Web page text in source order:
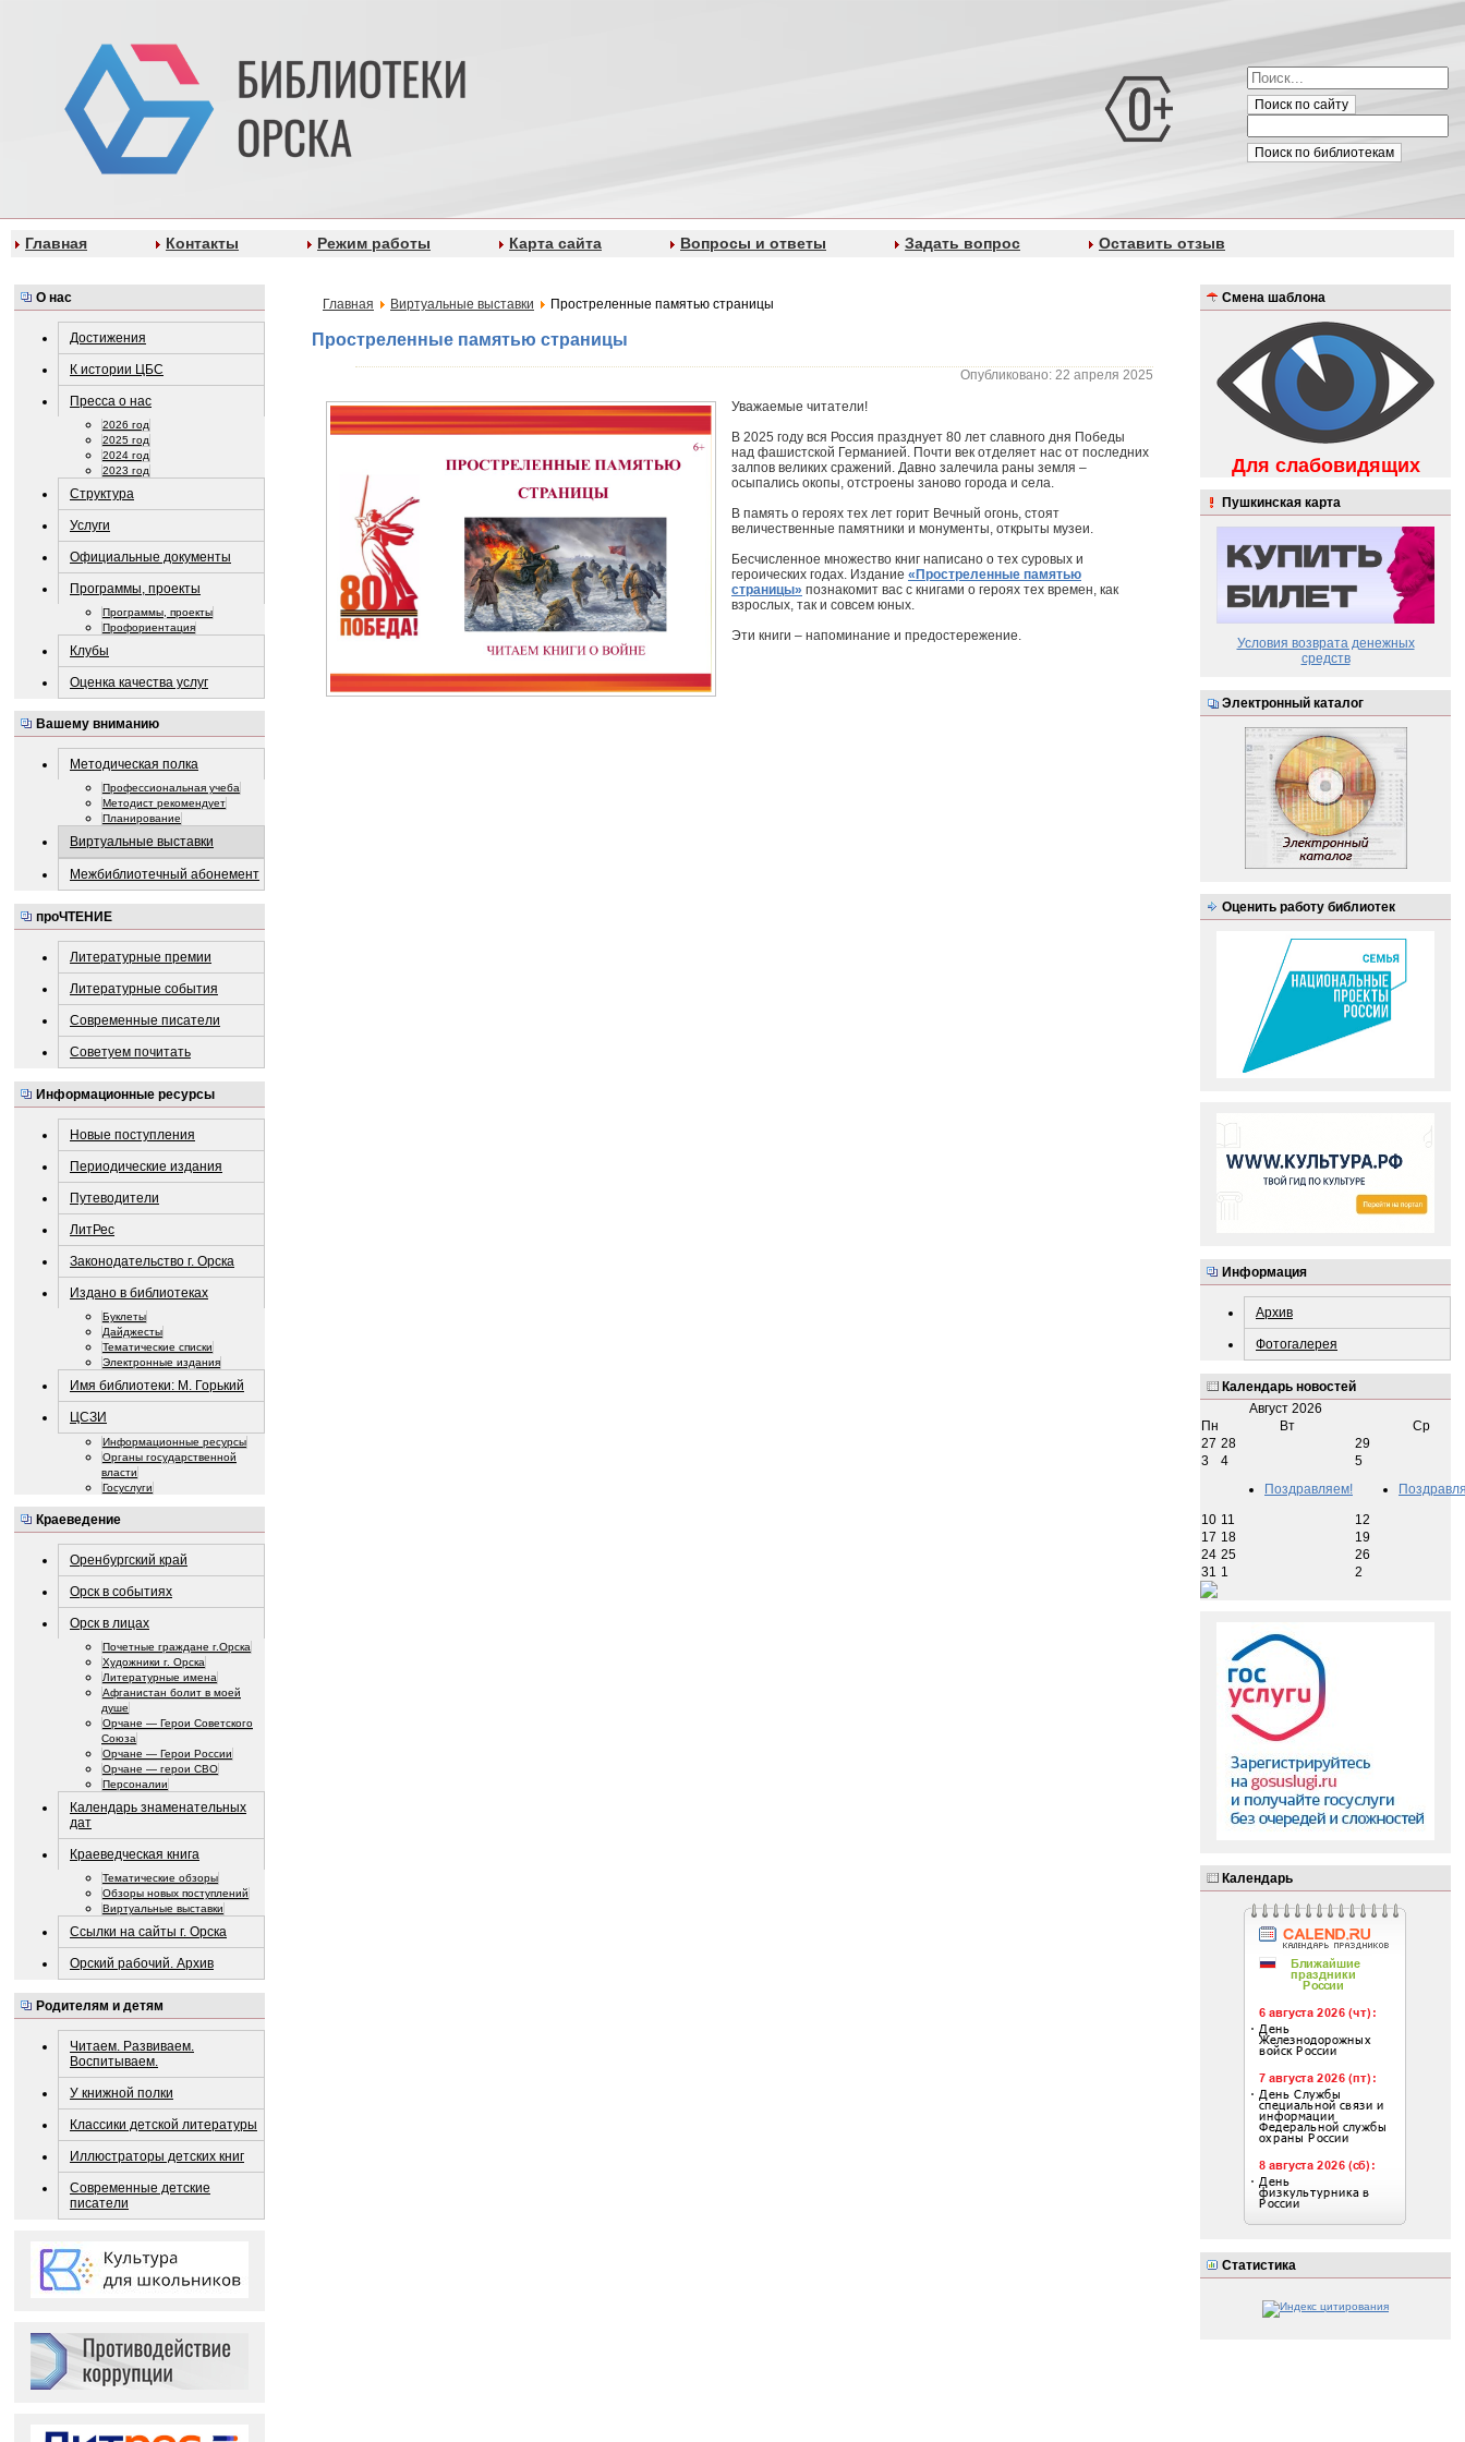
Поиск по сайту
Поиск по библиотекам
Главная Контакты Режим работы Карта сайта Вопросы и ответы Задать вопрос Оставить отзыв
О нас
Достижения
К истории ЦБС
Пресса о нас
2026 год
2025 год
2024 год
2023 год
Структура
Услуги
Официальные документы
Программы, проекты
Программы, проекты
Профориентация
Клубы
Оценка качества услуг
Вашему вниманию
Методическая полка
Профессиональная учеба
Методист рекомендует
Планирование
Виртуальные выставки
Межбиблиотечный абонемент
проЧТЕНИЕ
Литературные премии
Литературные события
Современные писатели
Советуем почитать
Информационные ресурсы
Новые поступления
Периодические издания
Путеводители
ЛитРес
Законодательство г. Орска
Издано в библиотеках
Буклеты
Дайджесты
Тематические списки
Электронные издания
Имя библиотеки: М. Горький
ЦСЗИ
Информационные ресурсы
Органы государственной
власти
Госуслуги
Краеведение
Оренбургский край
Орск в событиях
Орск в лицах
Почетные граждане г.Орска
Художники г. Орска
Литературные имена
Афганистан болит в моей
душе
Орчане — Герои Советского
Союза
Орчане — Герои России
Орчане — герои СВО
Персоналии
Календарь знаменательных
дат
Краеведческая книга
Тематические обзоры
Обзоры новых поступлений
Виртуальные выставки
Ссылки на сайты г. Орска
Орский рабочий. Архив
Родителям и детям
Читаем. Развиваем.
Воспитываем.
У книжной полки
Классики детской литературы
Иллюстраторы детских книг
Современные детские
писатели
Главная Виртуальные выставки Простреленные памятью страницы
Простреленные памятью страницы
Опубликовано: 22 апреля 2025
Уважаемые читатели!
В 2025 году вся Россия празднует 80 лет славного дня Победы
над фашистской Германией. Почти век отделяет нас от последних
залпов великих сражений. Давно залечила раны земля –
осыпались окопы, отстроены заново города и села.
В память о героях тех лет горит Вечный огонь, стоят
величественные памятники и монументы, открыты музеи.
Бесчисленное множество книг написано о тех суровых и
героических годах. Издание «Простреленные памятью
страницы» познакомит вас с книгами о героях тех времен, как
взрослых, так и совсем юных.
Эти книги – напоминание и предостережение.
Смена шаблона
Для слабовидящих
Пушкинская карта
Условия возврата денежных
средств
Электронный каталог
Оценить работу библиотек
Информация
Архив
Фотогалерея
Календарь новостей
Август 2026
Пн
Вт
Ср
27 28
29
3
4
Поздравляем!
5
10 11
12
17 18
19
24 25
26
31 1 2
Календарь
Статистика